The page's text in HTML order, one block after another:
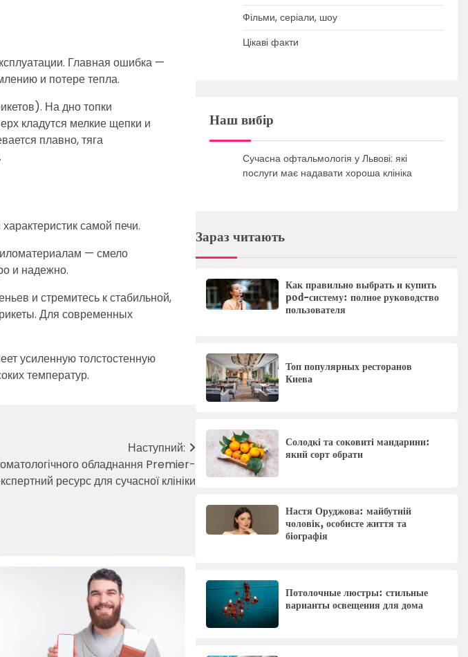
Главная ошибка —
и потере тепла.
На дно топки
кладутся мелкие щепки и
плавно, тяга
самой печи.
— смело
и надежно.
и стремитесь к стабильной,
Для современных
усиленную толстостенную
температур.
Наступний:
обладнання Premier-
ресурс для сучасної клініки
Фільми, серіали, шоу
Цікаві факти
Наш вибір
Сучасна офтальмологія у Львові: які
послуги має надавати хороша клініка
Зараз читають
Как правильно выбрать и купить
pod-систему: полное руководство
пользователя
Топ популярных ресторанов
Киева
Солодкі та соковиті мандарини:
який сорт обрати
Настя Оруджова: майбутній
чоловік, особисте життя та
біографія
Потолочные люстры: стильные
варианты освещения для дома